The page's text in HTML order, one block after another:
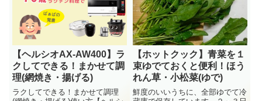
【ヘルシオAX-AW400】ラ
クしてできる！まかせて調
理(網焼き・揚げる)
ラクしてできる！まかせて調理
【ホットクック】青菜を１
束ゆでておくと便利！ほう
れん草・小松菜(ゆで)
鮮度のいいうちに、全部ゆでて冷